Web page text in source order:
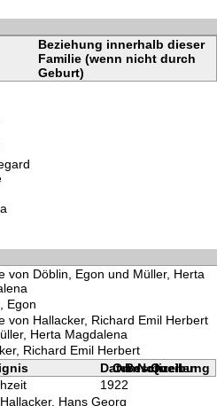
Beziehung innerhalb dieser
Familie (wenn nicht durch
Geburt)
von Döblin, Egon und Müller, Herta
Egon
von Hallacker, Richard Emil Herbert
Herta Magdalena
Richard Emil Herbert
Datum
OrtBeschreibung
Notizen
Quellen
1922
Hallacker, Hans Georg